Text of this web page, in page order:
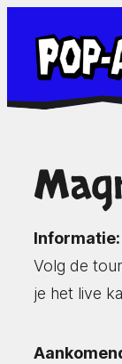
naar
inhoud
Informatie:
Volg de
je het live